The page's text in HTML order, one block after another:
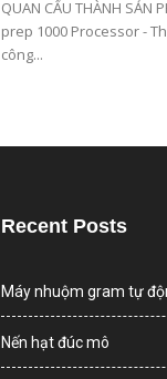
QUAN CẤU THÀNH SẢN
prep 1000 Processor -
công...
Recent Posts
Máy nhuộm gram tự
Nến hạt đúc mô